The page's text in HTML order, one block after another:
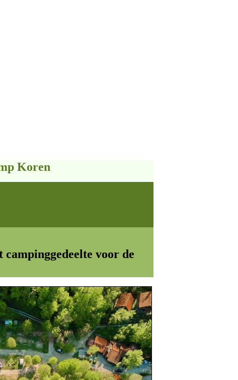
Koren
voor de